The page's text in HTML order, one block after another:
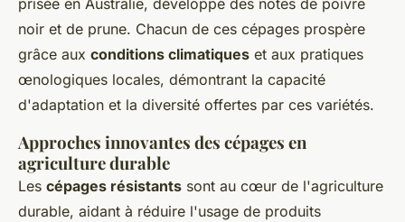
prisée en Australie, développe des notes de poivre
noir et de prune. Chacun de ces cépages prospère
grâce aux conditions climatiques et aux pratiques
œnologiques locales, démontrant la capacité
d'adaptation et la diversité offertes par ces variétés.
Approches innovantes des cépages en
agriculture durable
Les cépages résistants sont au cœur de l'agriculture
durable, aidant à réduire l'usage de produits